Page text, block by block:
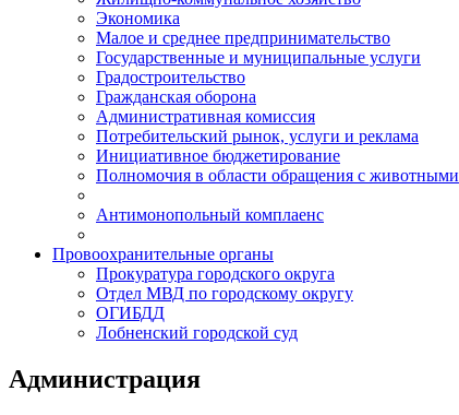
Экономика
Малое и среднее предпринимательство
Государственные и муниципальные услуги
Градостроительство
Гражданская оборона
Административная комиссия
Потребительский рынок, услуги и реклама
Инициативное бюджетирование
Полномочия в области обращения с животными
Антимонопольный комплаенс
Провоохранительные органы
Прокуратура городского округа
Отдел МВД по городскому округу
ОГИБДД
Лобненский городской суд
Администрация